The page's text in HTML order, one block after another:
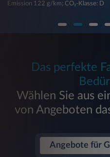
Emission 122 g/km; CO₂-Klasse: D
Das perfekte
Wählen Sie aus
von Angeboten
Angebote für